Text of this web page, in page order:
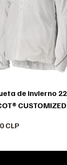
de invierno
CUSTOMIZED
CLP